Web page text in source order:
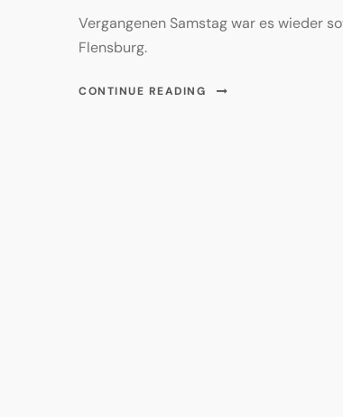
Vergangenen Samstag war es wieder
Flensburg.
CONTINUE READING